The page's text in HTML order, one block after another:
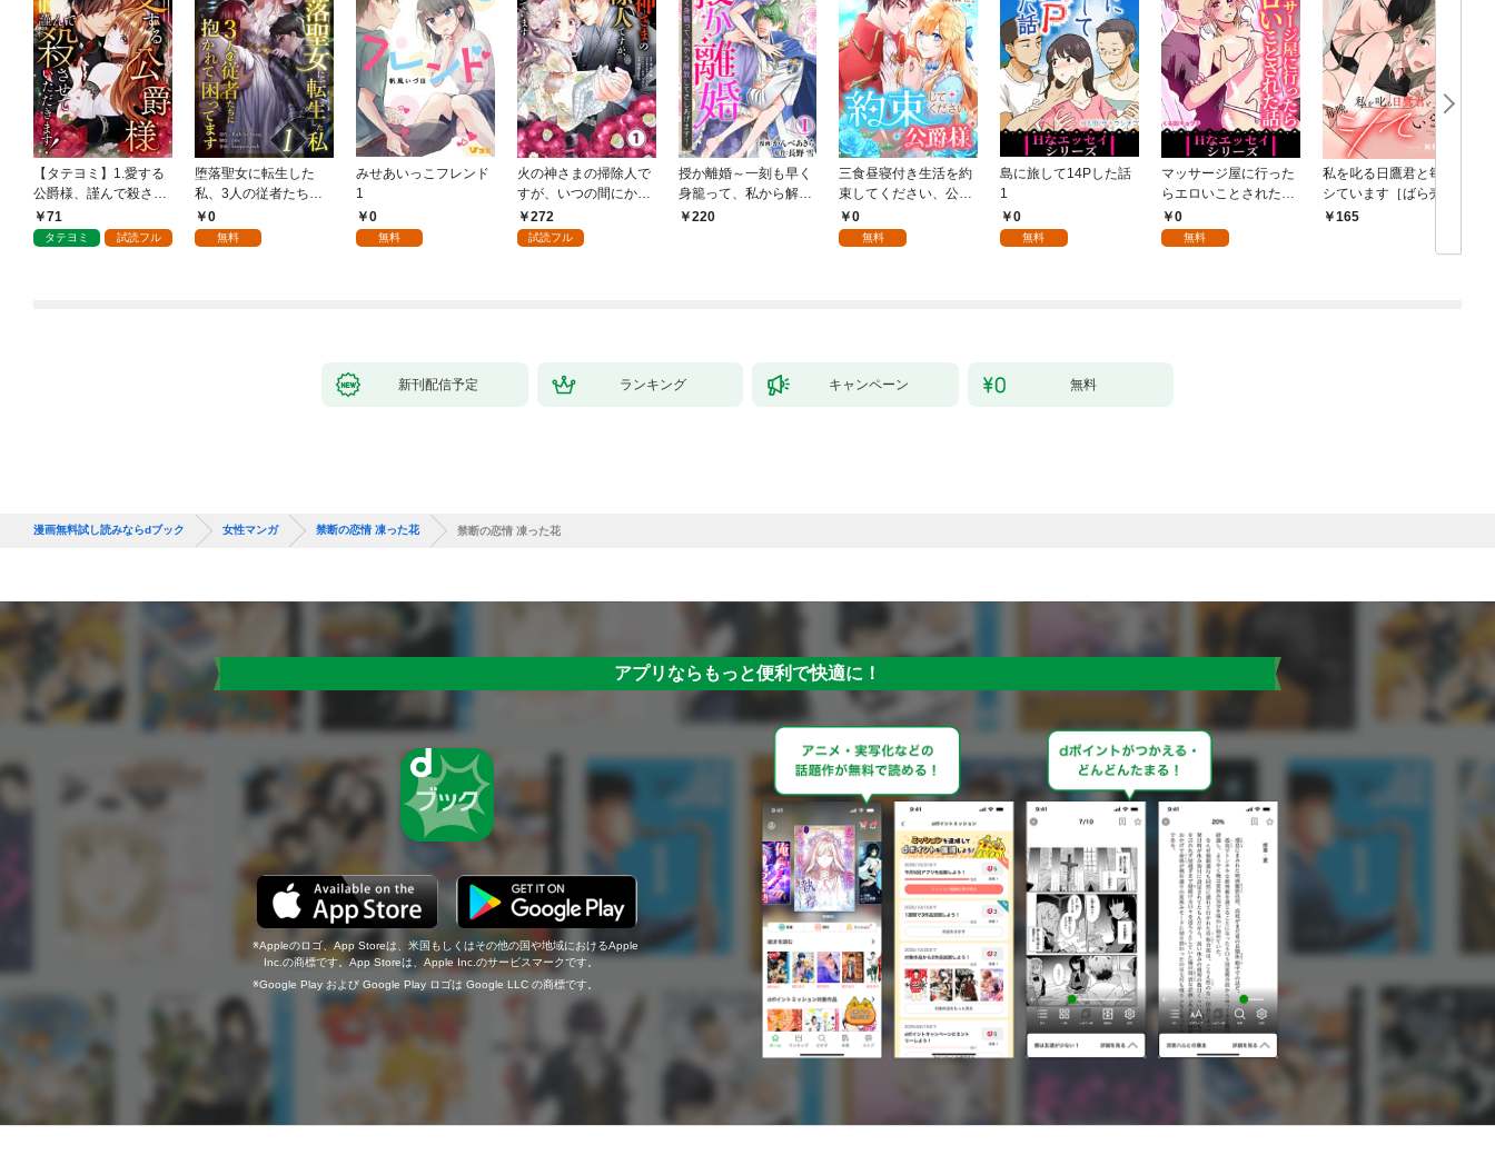
【タテヨミ】1.愛する
公爵様、謹んで殺させ
ていただきます！
71
タテヨミ 試読フル
堕落聖女に転生した
私、3人の従者たちに
抱かれて困ってます 第
1話
0
無料
みせあいっこフレンド
1
0
無料
火の神さまの掃除人で
すが、いつの間にか花
嫁として溺愛されてい
ます【単話】（１）
272
試読フル
授か離婚～一刻も早く
身籠って、私から解放
してさしあげます！1
220
三食昼寝付き生活を約
束してください、公爵
様 1話
0
無料
島に旅して14Pした話
1
0
無料
マッサージ屋に行った
らエロいことされた話
1 0
無料
私を叱る日鷹君と毎晩
シています［ばら売
り］ 第1話
165
新刊配信予定 ランキング キャンペーン 無料
漫画無料試し読みならdブック 女性マンガ 禁断の恋情 凍った花 禁断の恋情 凍った花
アプリならもっと便利で快適に！
Appleのロゴ、App Storeは、米国もしくはその他の国や地域におけるApple
Inc.の商標です。App Storeは、Apple Inc.のサービスマークです。
Google Play および Google Play ロゴは Google LLC の商標です。